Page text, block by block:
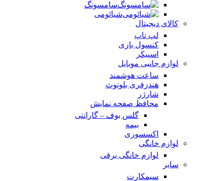
سامسونگ
شیائومی
کالای دیجیتال
لپ تاپ
کنسول بازی
اسپیکر
لوازم جانبی موبایل
ساعت هوشمند
هندزفری بلوتوث
شارژر
محافظ صفحه نمایش
گلس بوف – گارانتی
بیمه
اکسسوری
لوازم خانگی
لوازم خانگی برقی
سایر
سیمکارت